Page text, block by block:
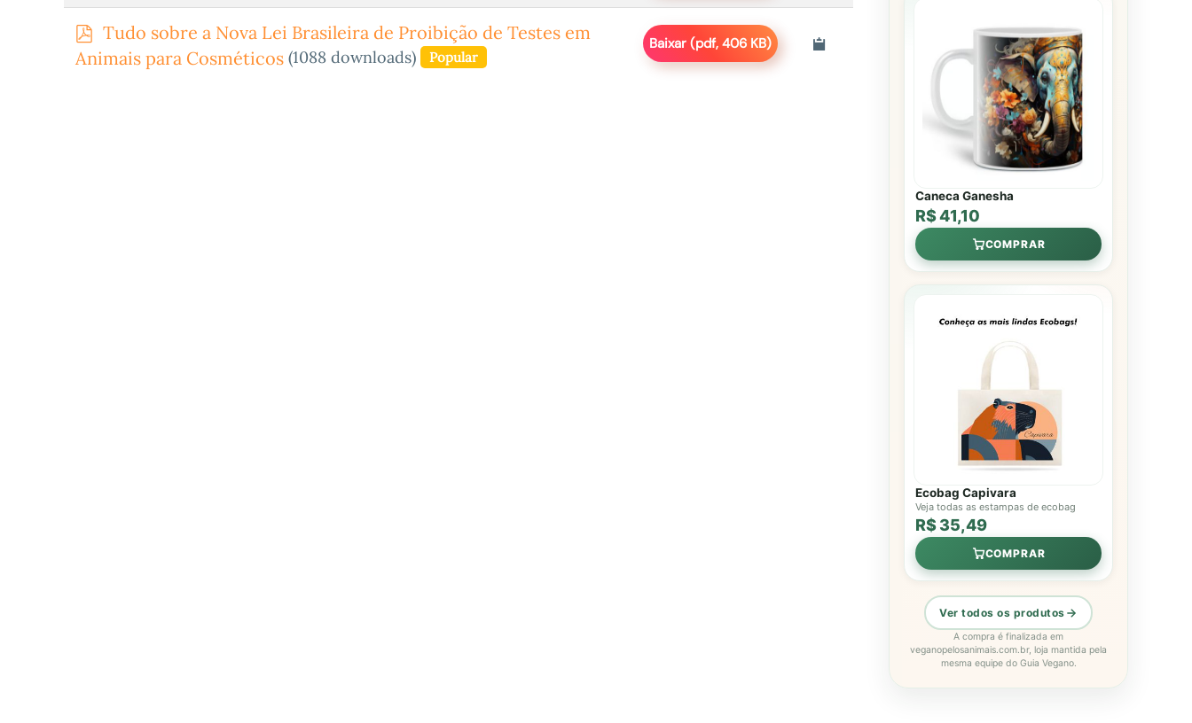
p
d
f
Tudo sobre a Nova Lei Brasileira de Proibição de Testes em
Animais para Cosméticos (1088 downloads) Popular
Baixar (pdf, 406 KB)
Caneca Ganesha
R$ 41,10
COMPRAR
Ecobag Capivara
Veja todas as estampas de ecobag
R$ 35,49
COMPRAR
Ver todos os produtos
A compra é finalizada em
veganopelosanimais.com.br, loja mantida pela
mesma equipe do Guia Vegano.